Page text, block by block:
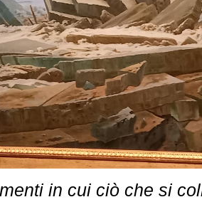
in cui ciò che si